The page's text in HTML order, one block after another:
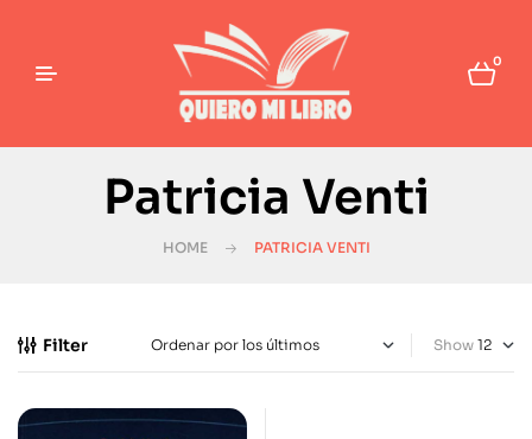
0
Patricia Venti
HOME PATRICIA VENTI
Filter Show